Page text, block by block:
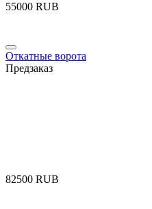
‍55000‍ RUB
Откатные ворота
Предзаказ
‍82500‍ RUB